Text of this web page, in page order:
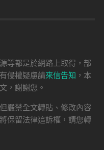
等都是於網路上取得，部
侵權疑慮請來信告知 ，本
，謝謝您。
嚴禁全文轉貼、修改內容
保留法律追訴權，請您轉